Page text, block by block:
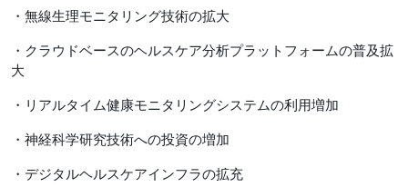
・無線生理モニタリング技術の拡大
・クラウドベースのヘルスケア分析プラットフォームの普及拡
大
・リアルタイム健康モニタリングシステムの利用増加
・神経科学研究技術への投資の増加
・デジタルヘルスケアインフラの拡充